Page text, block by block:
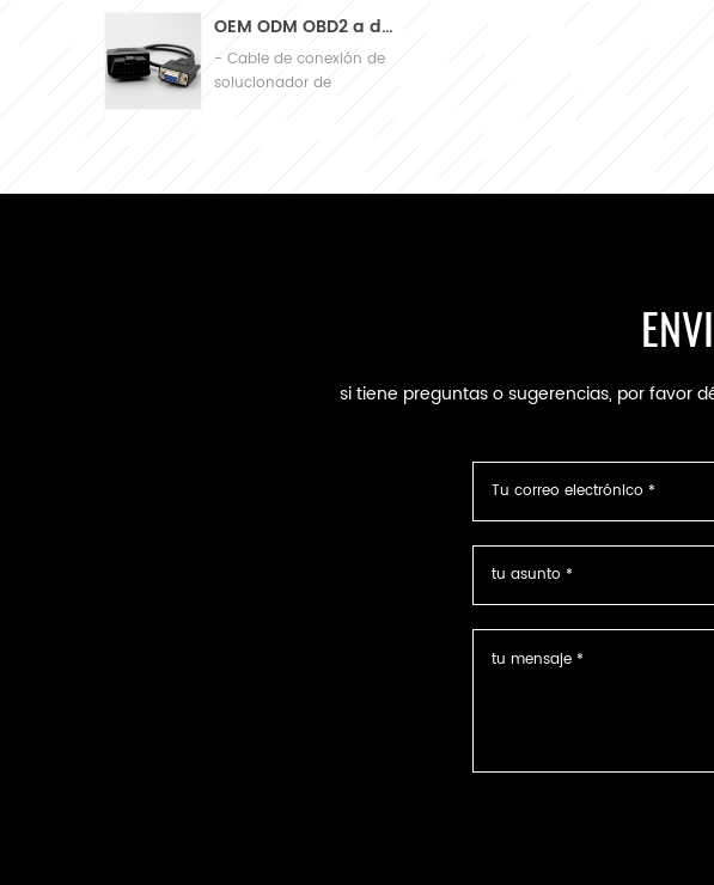
OEM ODM OBD2 a db9 Cable de conexión de diagnóstico de automóviles Cable
- Cable de conexión de
solucionador de
si tiene preguntas o sugerencias, por favor